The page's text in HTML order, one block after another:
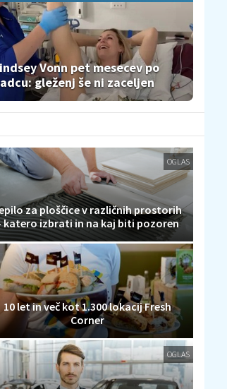
Vonn pet mesecev po
gleženj še ni zaceljen
OGLAS
za ploščice v različnih prostorih
katero izbrati in na kaj biti pozoren
10 let in več kot 1.300 lokacij Fresh
Corner
OGLAS